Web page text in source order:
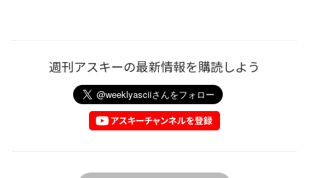
週刊アスキーの最新情報を購読しよう